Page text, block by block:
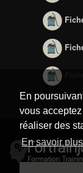
En
vous
réaliser des
En savoir plus